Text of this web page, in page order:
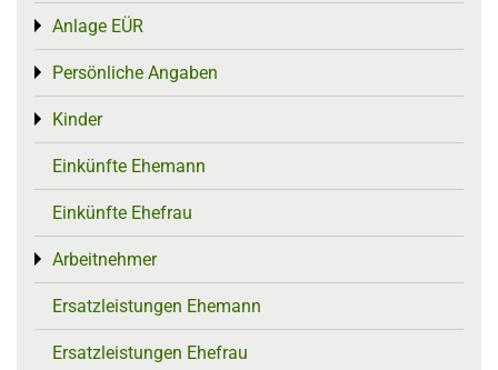
Anlage EÜR
Toggle menu
Persönliche Angaben
Toggle menu
Kinder
Toggle menu
Einkünfte Ehemann
Einkünfte Ehefrau
Arbeitnehmer
Toggle menu
Ersatzleistungen Ehemann
Ersatzleistungen Ehefrau